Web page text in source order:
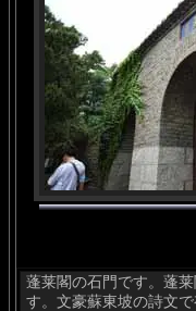
蓬莱閣の石門です。蓬
す。文豪蘇東坡の詩文